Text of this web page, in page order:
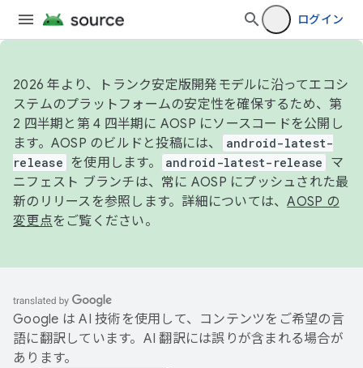
ログイン
2026 年より、トランク安定版開発モデルに沿ってエコシ
ステムのプラットフォームの安定性を確保するため、第
2 四半期と第 4 四半期に AOSP にソースコードを公開し
ます。AOSP のビルドと投稿には、
android-latest-
release
を使用します。 android-latest-release
マ
ニフェスト ブランチは、常に AOSP にプッシュされた最
新のリリースを参照します。詳細については、AOSP の
変更点をご覧ください。
Google は AI 技術を使用して、コンテンツをご希望の言
語に翻訳しています。AI 翻訳には誤りが含まれる場合が
あります。